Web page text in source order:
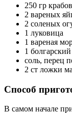
250 гр
2 вареных
2 соленых
1 луковица
1 вареная
1
соль, перец
2 ст ложки
Способ
В самом начале